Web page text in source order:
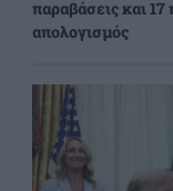
παραβάσεις και 17
απολογισμός